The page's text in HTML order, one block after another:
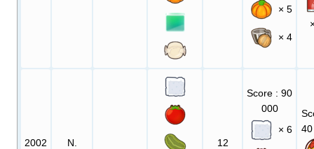
× 5
× 4
2002 N. 12
Score : 90
000
× 6